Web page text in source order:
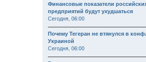
Финансовые показатели
предприятий будут ухудшаться
Сегодня, 06:00
Почему Тегеран не втянулся в
Украиной
Сегодня, 06:00